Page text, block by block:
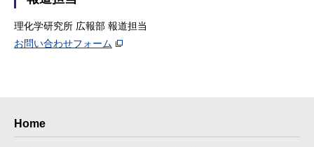
理化学研究所 広報部 報道担当
お問い合わせフォーム
Home